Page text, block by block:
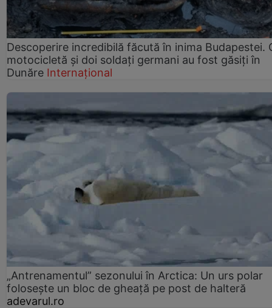
Descoperire incredibilă făcută în inima Budapestei.
motocicletă și doi soldați germani au fost găsiți în
Dunăre Internațional
„Antrenamentul” sezonului în Arctica: Un urs polar
folosește un bloc de gheață pe post de halteră
adevarul.ro